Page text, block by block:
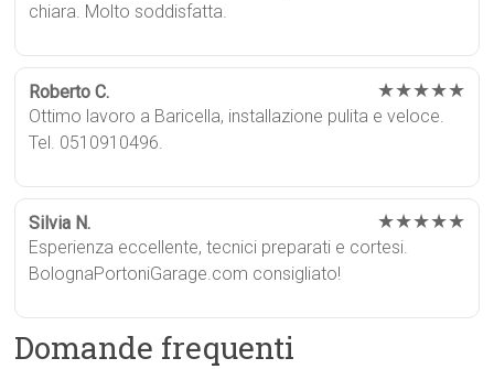
chiara. Molto soddisfatta.
Roberto C. ★★★★★
Ottimo lavoro a Baricella, installazione pulita e veloce.
Tel. 0510910496.
Silvia N. ★★★★★
Esperienza eccellente, tecnici preparati e cortesi.
BolognaPortoniGarage.com consigliato!
Domande frequenti